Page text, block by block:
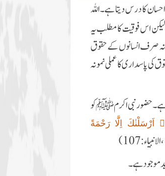
کا درس دیتا ہے۔ اللہ
لیکن اس فوقیت کا مطلب یہ
نہ صرف انسانوں کے حقوق
پاسداری کا عملی نمونہ
ہے۔ حضور نبی اکرم ﷺ کو
اِلَّا رَحْمَةً
موجود ہے۔